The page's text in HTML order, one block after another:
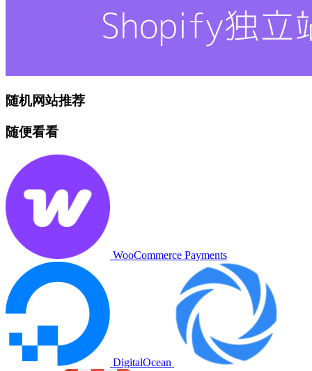
随机网站推荐
随便看看
WooCommerce Payments
DigitalOcean